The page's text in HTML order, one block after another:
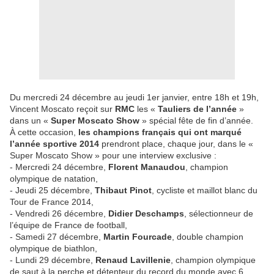
Du mercredi 24 décembre au jeudi 1er janvier, entre 18h et 19h,
Vincent Moscato reçoit sur RMC les « Tauliers de l’année »
dans un « Super Moscato Show » spécial fête de fin d’année.
À cette occasion,
les champions français qui ont marqué
l’année sportive 2014 prendront place, chaque jour, dans le «
Super Moscato Show » pour une interview exclusive :
- Mercredi 24 décembre, Florent Manaudou , champion
olympique de natation,
- Jeudi 25 décembre, Thibaut Pinot , cycliste et maillot blanc du
Tour de France 2014,
- Vendredi 26 décembre, Didier Deschamps , sélectionneur de
l’équipe de France de football,
- Samedi 27 décembre, Martin Fourcade , double champion
olympique de biathlon,
- Lundi 29 décembre, Renaud Lavillenie , champion olympique
de saut à la perche et détenteur du record du monde avec 6